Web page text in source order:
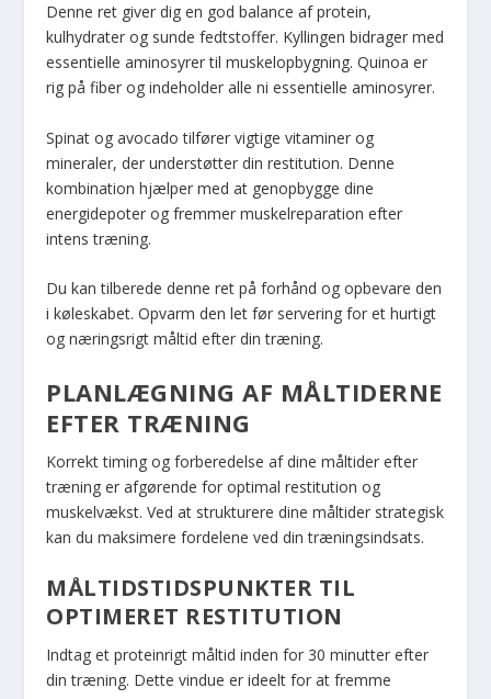
Denne ret giver dig en god balance af protein,
kulhydrater og sunde fedtstoffer. Kyllingen bidrager med
essentielle aminosyrer til muskelopbygning. Quinoa er
rig på fiber og indeholder alle ni essentielle aminosyrer.
Spinat og avocado tilfører vigtige vitaminer og
mineraler, der understøtter din restitution. Denne
kombination hjælper med at genopbygge dine
energidepoter og fremmer muskelreparation efter
intens træning.
Du kan tilberede denne ret på forhånd og opbevare den
i køleskabet. Opvarm den let før servering for et hurtigt
og næringsrigt måltid efter din træning.
PLANLÆGNING AF MÅLTIDERNE
EFTER TRÆNING
Korrekt timing og forberedelse af dine måltider efter
træning er afgørende for optimal restitution og
muskelvækst. Ved at strukturere dine måltider strategisk
kan du maksimere fordelene ved din træningsindsats.
MÅLTIDSTIDSPUNKTER TIL
OPTIMERET RESTITUTION
Indtag et proteinrigt måltid inden for 30 minutter efter
din træning. Dette vindue er ideelt for at fremme